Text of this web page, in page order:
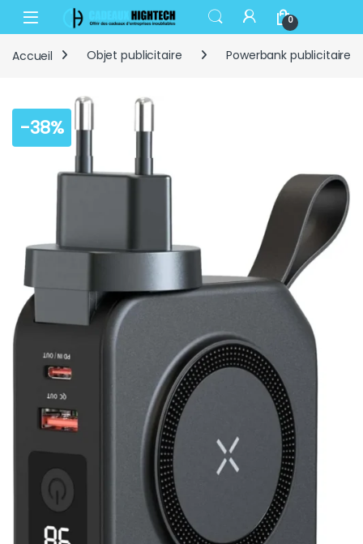
Skip to navigation
Skip to content
Open 0
Accueil Objet publicitaire Powerbank publicitaire
-38%